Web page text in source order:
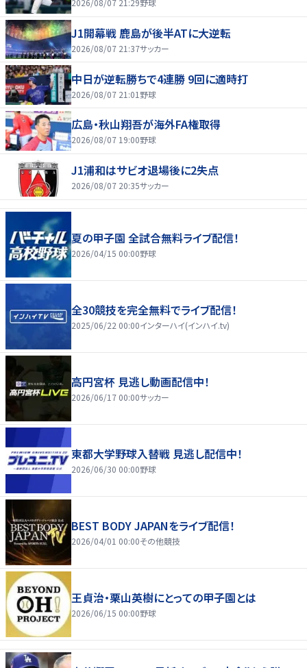
2026/08/07 21:29野球
J1開幕戦 鹿島が後半ATに大逆転
2026/08/07 21:37サッカー
中日が逆転勝ちで4連勝 9回に適時打
2026/08/07 21:01 野球
広島・秋山翔吾が海外FA権取得
2026/08/07 19:00野球
J1浦和はサビオ退場後に2失点
2026/08/07 20:35サッカー
夏の甲子園 全試合無料ライブ配信！
2026/04/15 00:00野球
全30競技を完全無料でライブ配信！
2025/06/22 00:00インターハイ(インハイ.tv)
高円宮杯 見逃し動画配信中！
2026/06/17 00:00サッカー
東都大学野球入替戦 見逃し配信中！
2026/06/30 00:00野球
BEST BODY JAPANをライブ配信！
2026/04/01 00:00その他競技
王貞治・栗山英樹にとっての甲子園とは
2026/06/15 00:00野球